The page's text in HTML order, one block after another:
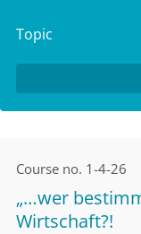
Topic
Course no. 1-4-26
„…wer
Wirtschaft?!